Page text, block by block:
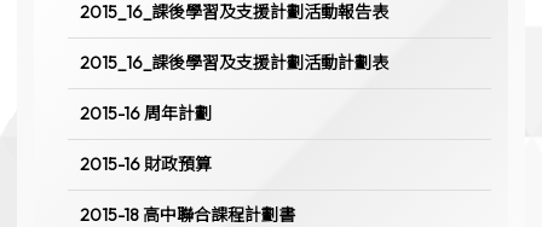
2015_16_課後學習及支援計劃活動報告表
2015_16_課後學習及支援計劃活動計劃表
2015-16 周年計劃
2015-16 財政預算
2015-18 高中聯合課程計劃書